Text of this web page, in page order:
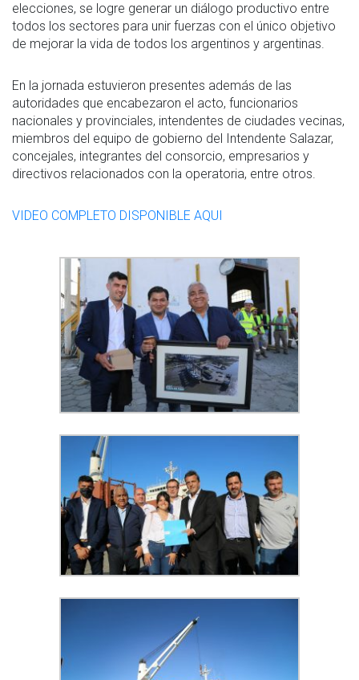
elecciones, se logre generar un diálogo productivo entre
todos los sectores para unir fuerzas con el único objetivo
de mejorar la vida de todos los argentinos y argentinas.
En la jornada estuvieron presentes además de las
autoridades que encabezaron el acto, funcionarios
nacionales y provinciales, intendentes de ciudades vecinas,
miembros del equipo de gobierno del Intendente Salazar,
concejales, integrantes del consorcio, empresarios y
directivos relacionados con la operatoria, entre otros.
VIDEO COMPLETO DISPONIBLE AQUI